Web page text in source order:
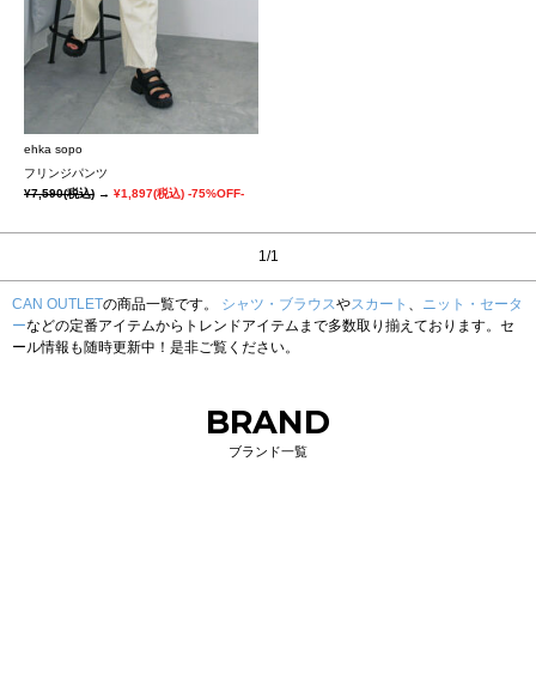
ehka sopo
フリンジパンツ
¥7,590(税込) → ¥1,897(税込) -75%OFF-
1/1
CAN OUTLETの商品一覧です。 シャツ・ブラウスやスカート 、 ニット・セータ
ーなどの定番アイテムからトレンドアイテムまで多数取り揃えております。セ
ール情報も随時更新中！是非ご覧ください。
BRAND
ブランド一覧